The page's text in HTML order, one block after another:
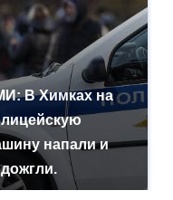
В Химках на
напали и